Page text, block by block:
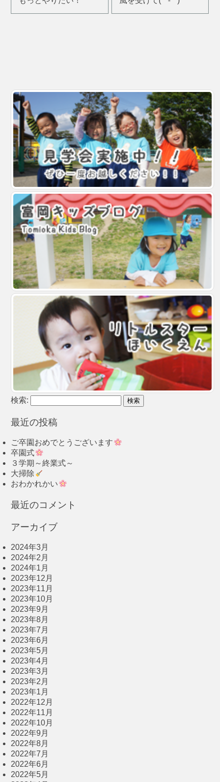
検索:
最近の投稿
ご卒園おめでとうございます
卒園式
３学期～終業式～
大掃除
おわかれかい
最近のコメント
アーカイブ
2024年3月
2024年2月
2024年1月
2023年12月
2023年11月
2023年10月
2023年9月
2023年8月
2023年7月
2023年6月
2023年5月
2023年4月
2023年3月
2023年2月
2023年1月
2022年12月
2022年11月
2022年10月
2022年9月
2022年8月
2022年7月
2022年6月
2022年5月